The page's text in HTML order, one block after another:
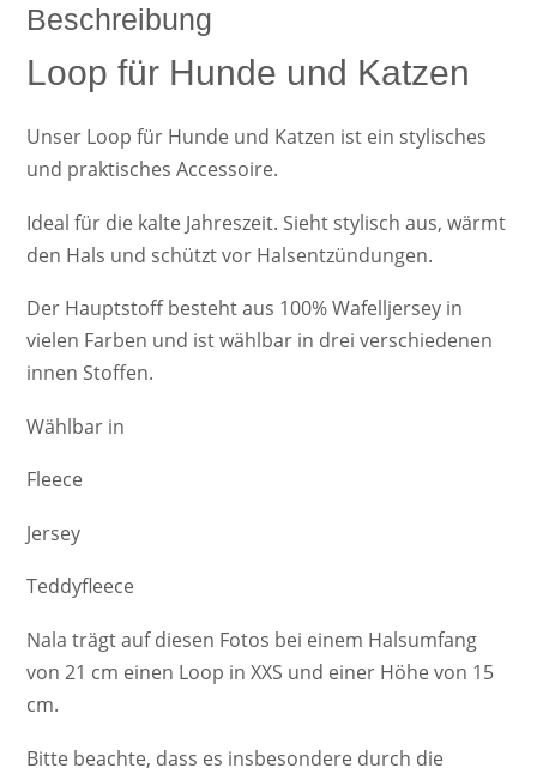
Beschreibung
Loop für Hunde und Katzen
Unser Loop für Hunde und Katzen ist ein stylisches
und praktisches Accessoire.
Ideal für die kalte Jahreszeit. Sieht stylisch aus, wärmt
den Hals und schützt vor Halsentzündungen.
Der Hauptstoff besteht aus 100% Wafelljersey in
vielen Farben und ist wählbar in drei verschiedenen
innen Stoffen.
Wählbar in
Fleece
Jersey
Teddyfleece
Nala trägt auf diesen Fotos bei einem Halsumfang
von 21 cm einen Loop in XXS und einer Höhe von 15
cm.
Bitte beachte, dass es insbesondere durch die